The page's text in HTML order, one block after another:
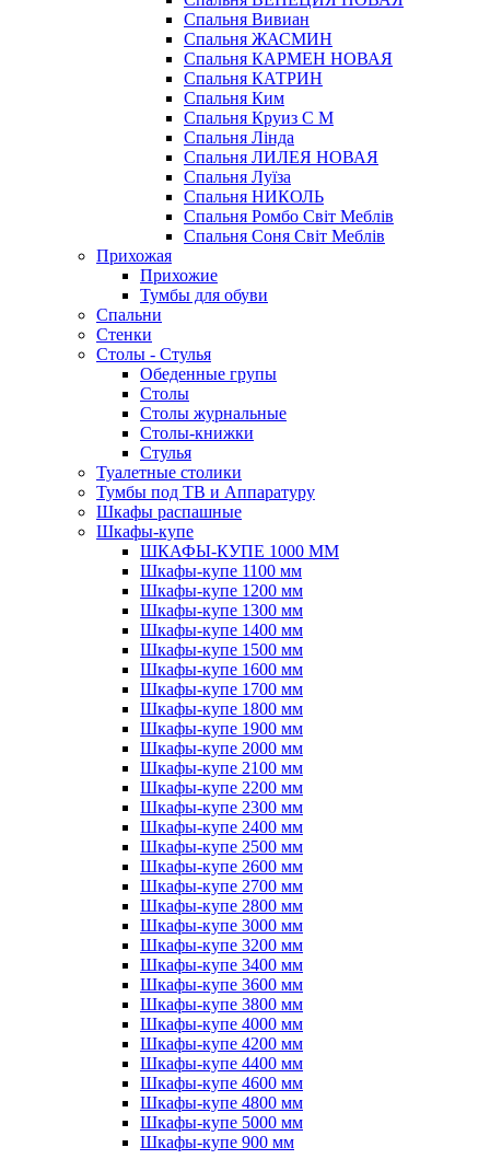
Спальня Вивиан
Спальня ЖАСМИН
Спальня КАРМЕН НОВАЯ
Спальня КАТРИН
Спальня Ким
Спальня Круиз С М
Спальня Лінда
Спальня ЛИЛЕЯ НОВАЯ
Спальня Луїза
Спальня НИКОЛЬ
Спальня Ромбо Світ Меблів
Спальня Соня Світ Меблів
Прихожая
Прихожие
Тумбы для обуви
Спальни
Стенки
Столы - Стулья
Обеденные групы
Столы
Столы журнальные
Столы-книжки
Стулья
Туалетные столики
Тумбы под ТВ и Аппаратуру
Шкафы распашные
Шкафы-купе
ШКАФЫ-КУПЕ 1000 ММ
Шкафы-купе 1100 мм
Шкафы-купе 1200 мм
Шкафы-купе 1300 мм
Шкафы-купе 1400 мм
Шкафы-купе 1500 мм
Шкафы-купе 1600 мм
Шкафы-купе 1700 мм
Шкафы-купе 1800 мм
Шкафы-купе 1900 мм
Шкафы-купе 2000 мм
Шкафы-купе 2100 мм
Шкафы-купе 2200 мм
Шкафы-купе 2300 мм
Шкафы-купе 2400 мм
Шкафы-купе 2500 мм
Шкафы-купе 2600 мм
Шкафы-купе 2700 мм
Шкафы-купе 2800 мм
Шкафы-купе 3000 мм
Шкафы-купе 3200 мм
Шкафы-купе 3400 мм
Шкафы-купе 3600 мм
Шкафы-купе 3800 мм
Шкафы-купе 4000 мм
Шкафы-купе 4200 мм
Шкафы-купе 4400 мм
Шкафы-купе 4600 мм
Шкафы-купе 4800 мм
Шкафы-купе 5000 мм
Шкафы-купе 900 мм